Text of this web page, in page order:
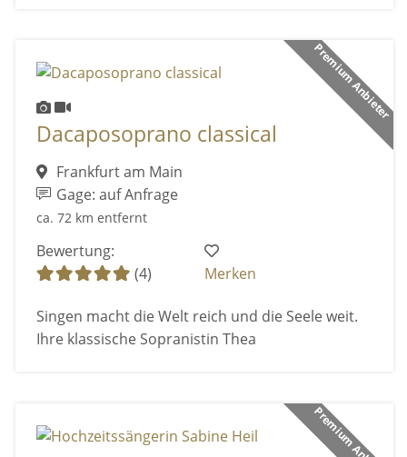
Premium Anbieter
Dacaposoprano classical
Frankfurt am Main
Gage: auf Anfrage
ca. 72 km entfernt
Bewertung:
(4)
Merken
Singen macht die Welt reich und die Seele weit.
Ihre klassische Sopranistin Thea